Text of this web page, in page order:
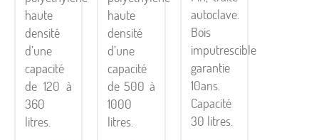
haute
densité
d’une
capacité
de 120 à
360
litres.
haute
densité
d’une
capacité
de 500 à
1000
litres.
autoclave.
Bois
imputrescible
garantie
10ans.
Capacité
30 litres.